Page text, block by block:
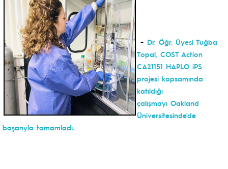
- Dr. Öğr. Üyesi Tuğba
Topal, COST Action
CA21151 HAPLO iPS
projesi kapsamında
katıldığı
çalışmayı Oakland
Üniversitesinde'de
başarıyla tamamladı.